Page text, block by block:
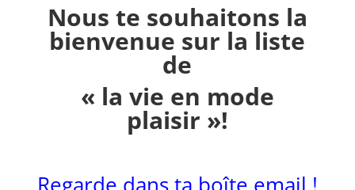
Nous te souhaitons la
bienvenue sur la liste
de
« la vie en mode
plaisir »!